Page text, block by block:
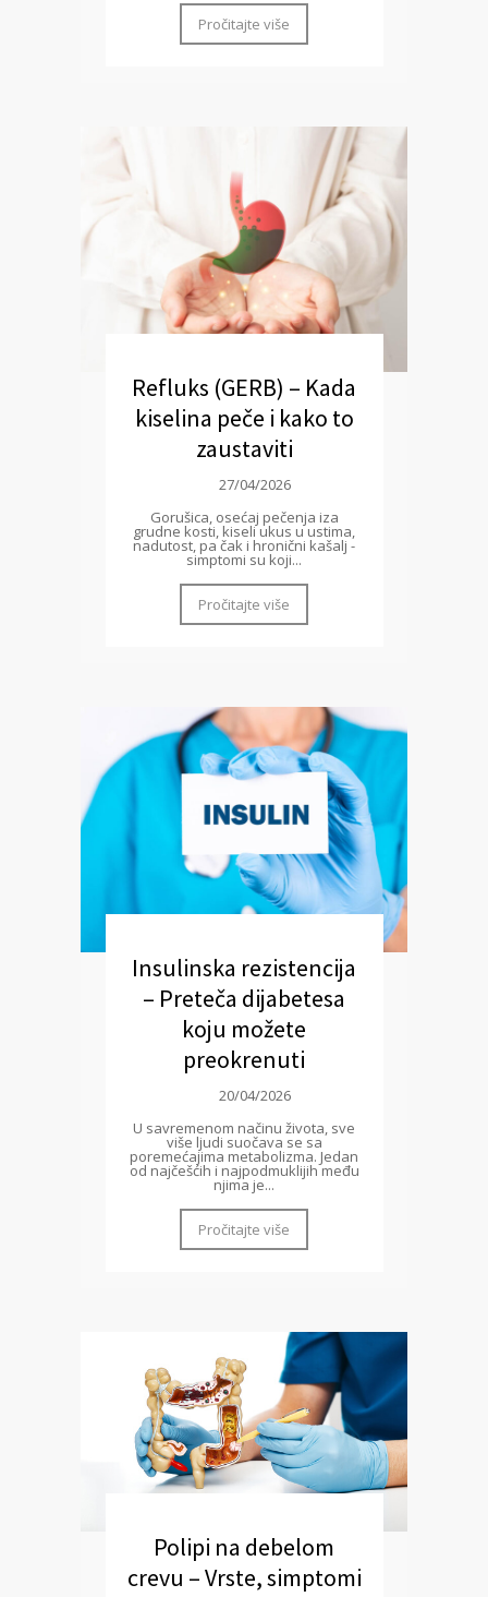
Pročitajte više
Refluks (GERB) – Kada
kiselina peče i kako to
zaustaviti
27/04/2026
Gorušica, osećaj pečenja iza
grudne kosti, kiseli ukus u ustima,
nadutost, pa čak i hronični kašalj -
simptomi su koji...
Pročitajte više
Insulinska rezistencija
– Preteča dijabetesa
koju možete
preokrenuti
20/04/2026
U savremenom načinu života, sve
više ljudi suočava se sa
poremećajima metabolizma. Jedan
od najčešćih i najpodmuklijih među
njima je...
Pročitajte više
Polipi na debelom
crevu – Vrste, simptomi